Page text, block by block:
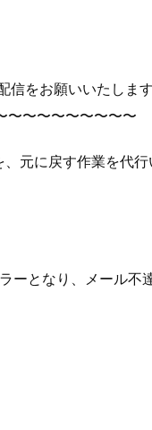
をお願いいたしま
〜〜〜〜〜〜〜〜
元に戻す作業を代行
ーとなり、メール不